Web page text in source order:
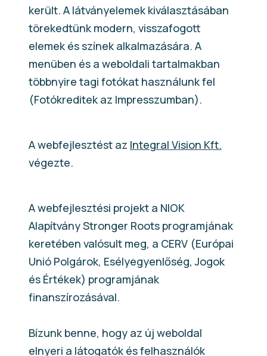
került. A látványelemek kiválasztásában
törekedtünk modern, visszafogott
elemek és színek alkalmazására. A
menüben és a weboldali tartalmakban
többnyire tagi fotókat használunk fel
(Fotókreditek az Impresszumban).
A webfejlesztést az Integral Vision Kft.
végezte.
A webfejlesztési projekt a NIOK
Alapítvány Stronger Roots programjának
keretében valósult meg, a CERV (Európai
Unió Polgárok, Esélyegyenlőség, Jogok
és Értékek) programjának
finanszírozásával.
Bízunk benne, hogy az új weboldal
elnyeri a látogatók és felhasználók